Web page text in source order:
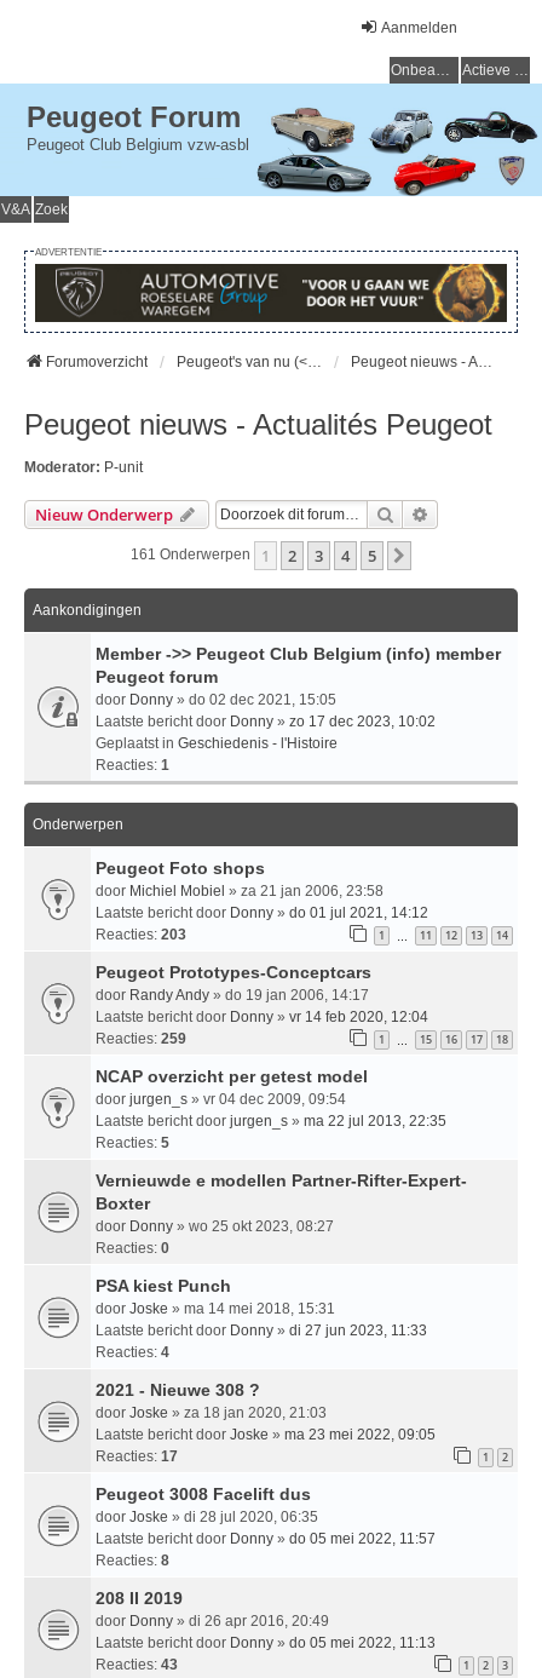
Aanmelden
Onbeantwoorde onderwerpen Actieve onderwerpen
Peugeot Forum
Peugeot Club Belgium vzw-asbl
V&A Zoek
ADVERTENTIE
Forumoverzicht Peugeot's van nu (< 15 jaar) - Peugeot d'aujourd'hui (< 15 ans) Peugeot nieuws - Actualités Peugeot
Peugeot nieuws - Actualités Peugeot
Moderator: P-unit
Nieuw Onderwerp Zoek
161 Onderwerpen 1 2 3 4 5
Aankondigingen
Member ->> Peugeot Club Belgium (info) member
Peugeot forum
door Donny » do 02 dec 2021, 15:05
Laatste bericht door Donny » zo 17 dec 2023, 10:02
Geplaatst in Geschiedenis - l'Histoire
Reacties: 1
Onderwerpen
Peugeot Foto shops
door Michiel Mobiel » za 21 jan 2006, 23:58
Laatste bericht door Donny » do 01 jul 2021, 14:12
Reacties: 203 1 … 11 12 13 14
Peugeot Prototypes-Conceptcars
door Randy Andy » do 19 jan 2006, 14:17
Laatste bericht door Donny » vr 14 feb 2020, 12:04
Reacties: 259 1 … 15 16 17 18
NCAP overzicht per getest model
door jurgen_s » vr 04 dec 2009, 09:54
Laatste bericht door jurgen_s » ma 22 jul 2013, 22:35
Reacties: 5
Vernieuwde e modellen Partner-Rifter-Expert-
Boxter
door Donny » wo 25 okt 2023, 08:27
Reacties: 0
PSA kiest Punch
door Joske » ma 14 mei 2018, 15:31
Laatste bericht door Donny » di 27 jun 2023, 11:33
Reacties: 4
2021 - Nieuwe 308 ?
door Joske » za 18 jan 2020, 21:03
Laatste bericht door Joske » ma 23 mei 2022, 09:05
Reacties: 17 1 2
Peugeot 3008 Facelift dus
door Joske » di 28 jul 2020, 06:35
Laatste bericht door Donny » do 05 mei 2022, 11:57
Reacties: 8
208 II 2019
door Donny » di 26 apr 2016, 20:49
Laatste bericht door Donny » do 05 mei 2022, 11:13
Reacties: 43 1 2 3